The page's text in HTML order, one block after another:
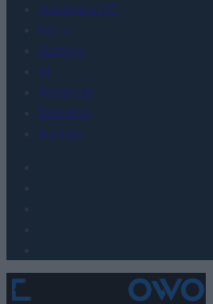
Hardware PC
Moto
Gaming
AI
Redakcja
Reklama
Kontakt